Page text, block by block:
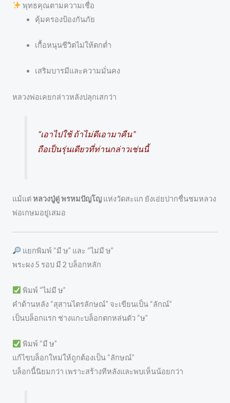
พุทธคุณตามความเชื่อ
คุ้มครองป้องกันภัย
เกื้อหนุนชีวิตไม่ให้ตกต่ำ
เสริมบารมีและความมั่นคง
หลวงพ่อเคยกล่าวหลังปลุกเสกว่า
“เอาไปใช้ ถ้าไม่ดีเอามาคืน”
ถือเป็นรุ่นเดียวที่ท่านกล่าวเช่นนี้
แม้แต่ หลวงปู่ดู่ พรหมปัญโญ แห่งวัดสะแก ยังเอ่ยปากชื่นชมหลวง
พ่อเกษมอยู่เสมอ
แยกพิมพ์ “มี ษ” และ “ไม่มี ษ”
พระผง 5 รอบ มี 2 บล็อกหลัก
พิมพ์ “ไม่มี ษ”
คำด้านหลัง “สุสานไตรลักษณ์” จะเขียนเป็น “ลักณ์”
เป็นบล็อกแรก ช่างแกะบล็อกตกหล่นตัว “ษ”
พิมพ์ “มี ษ”
แก้ไขบล็อกใหม่ให้ถูกต้องเป็น “ลักษณ์”
บล็อกนี้นิยมกว่า เพราะสร้างทีหลังและพบเห็นน้อยกว่า